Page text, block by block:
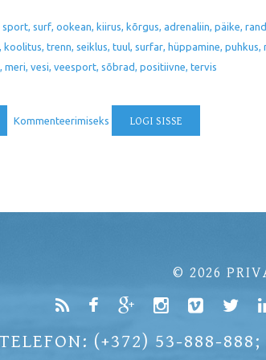
sport surf ookean kiirus kõrgus adrenaliin päike rand
koolitus trenn seiklus tuul surfar hüppamine puhkus
meri vesi veesport sõbrad positiivne tervis
Kommenteerimiseks LOGI SISSE
© 2026
(+372) 53-888-